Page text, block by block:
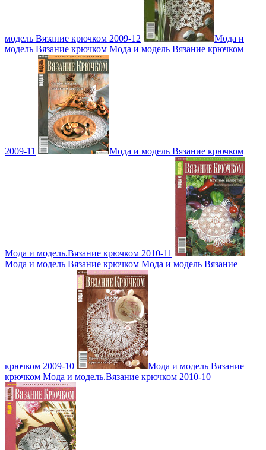
модель Вязание крючком 2009-12
Мода и
модель Вязание крючком Мода и модель Вязание крючком
2009-11 Мода и модель Вязание крючком
Мода и модель.Вязание крючком 2010-11
Мода и модель Вязание крючком Мода и модель Вязание
крючком 2009-10
Мода и модель Вязание
крючком Мода и модель.Вязание крючком 2010-10